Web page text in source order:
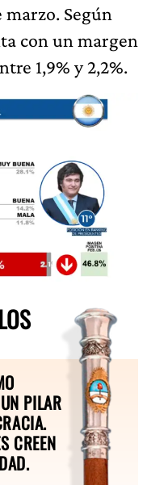
marzo. Según
con un margen
1,9% y 2,2%.
PILAR
CREEN